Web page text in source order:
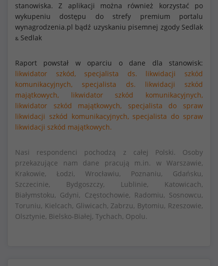
stanowiska. Z aplikacji można również korzystać po
wykupeniu dostępu do strefy premium portalu
wynagrodzenia.pl bądź uzyskaniu pisemnej zgody Sedlak
& Sedlak
Raport powstał w oparciu o dane dla stanowisk:
likwidator szkód,
specjalista ds. likwidacji szkód
komunikacyjnych,
specjalista ds. likwidacji szkód
majątkowych,
likwidator szkód komunikacyjnych,
likwidator szkód majątkowych,
specjalista do spraw
likwidacji szkód komunikacyjnych, specjalista do spraw
likwidacji szkód majątkowych.
Nasi respondenci pochodzą z całej Polski. Osoby
przekazujące nam dane pracują m.in. w Warszawie,
Krakowie, Łodzi, Wrocławiu, Poznaniu, Gdańsku,
Szczecinie, Bydgoszczy, Lublinie, Katowicach,
Białymstoku, Gdyni, Częstochowie, Radomiu, Sosnowcu,
Toruniu, Kielcach, Gliwicach, Zabrzu, Bytomiu, Rzeszowie,
Olsztynie, Bielsko-Białej, Tychach, Opolu.